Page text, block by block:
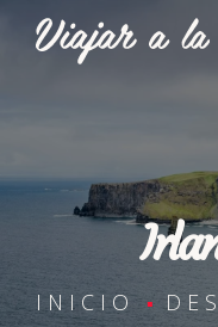
INICIO